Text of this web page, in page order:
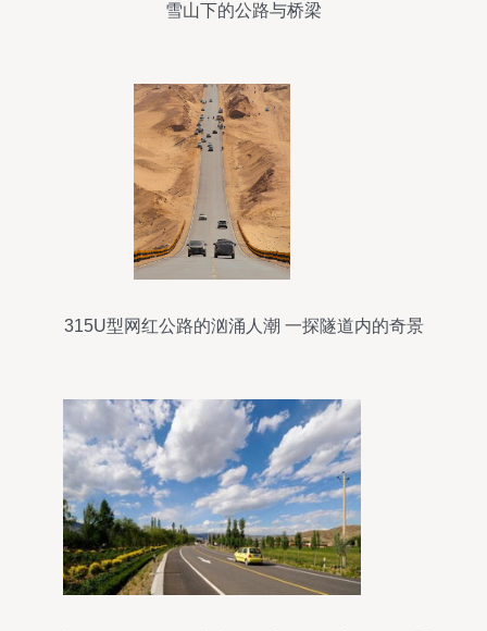
雪山下的公路与桥梁
315U型网红公路的汹涌人潮 一探隧道内的奇景